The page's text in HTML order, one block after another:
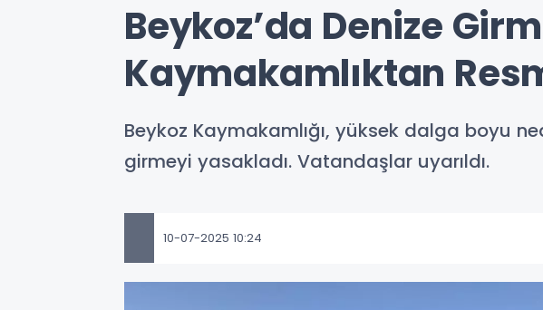
Beykoz’da Denize
Kaymakamlıktan
Beykoz Kaymakamlığı, yüksek dalga boyu
girmeyi yasakladı. Vatandaşlar uyarıldı.
10-07-2025 10:24